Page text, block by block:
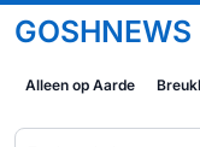
GOSHNEWS
Alleen op Aarde